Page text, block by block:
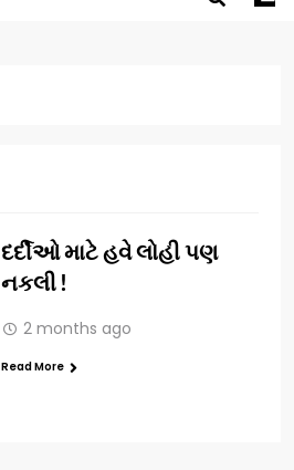
દર્દીઓ માટે હવે લોહી પણ
નકલી !
2 months ago
Read More